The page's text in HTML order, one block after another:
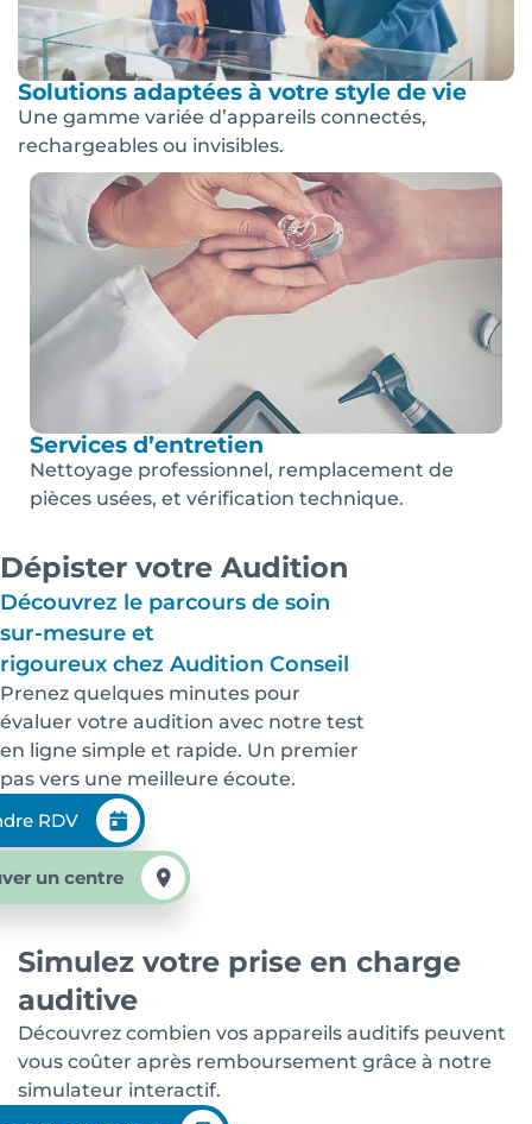
Solutions adaptées à votre style de vie
Une gamme variée d’appareils connectés,
rechargeables ou invisibles.
Services d’entretien
Nettoyage professionnel, remplacement de
pièces usées, et vérification technique.
Dépister votre Audition
Découvrez le parcours de soin
sur-mesure et
rigoureux chez Audition Conseil
Prenez quelques minutes pour
évaluer votre audition avec notre test
en ligne simple et rapide. Un premier
pas vers une meilleure écoute.
RDV
un centre
Simulez votre prise en charge
auditive
Découvrez combien vos appareils auditifs peuvent
vous coûter après remboursement grâce à notre
simulateur interactif.